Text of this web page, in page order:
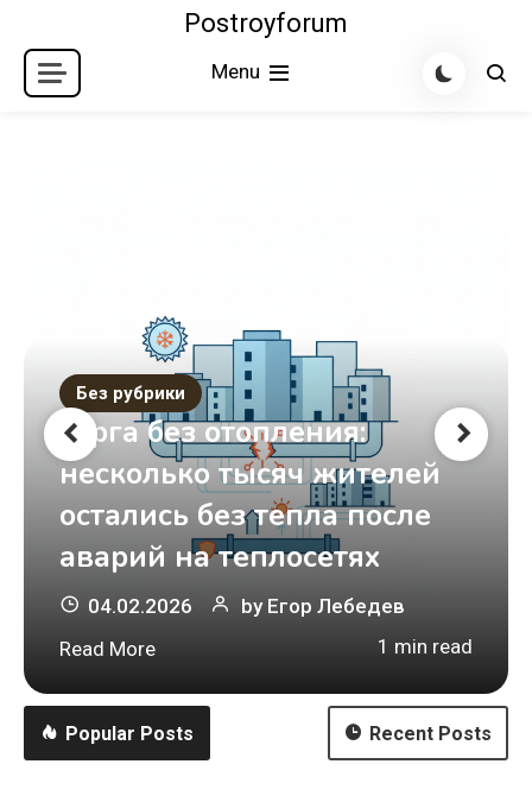
content
Postroyforum
Menu
Без рубрики
Юрга без отопления:
несколько тысяч жителей
остались без тепла после
аварий на теплосетях
04.02.2026 by Егор Лебедев
Read More
1 min read
Popular Posts Recent Posts